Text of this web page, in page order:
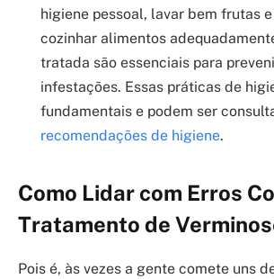
higiene pessoal, lavar bem frutas
cozinhar alimentos
tratada são essenciais para
infestações. Essas práticas de
fundamentais e podem ser
recomendações de higiene.
Como Lidar com Erros
Tratamento de
Pois é, às vezes a gente comete uns